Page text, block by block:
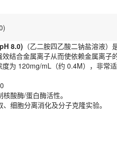
8.0)
为 120mg/mL（约 0.4M），非常
酶/蛋白酶活性。
胞分离消化及分子克隆实验。
8.0) （乙二胺四乙酸二钠盐溶液
结合金属离子从而使依赖金属离
为 120mg/mL（约 0.4M），非常
酸酶/蛋白酶活性。
细胞分离消化及分子克隆实验。